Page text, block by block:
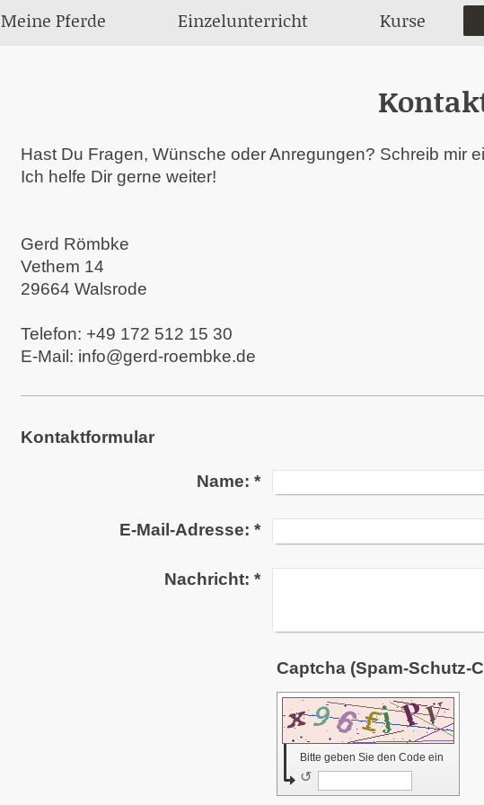
Meine Pferde Einzelunterricht Kurse
Hast Du Fragen, Wünsche oder Anregungen? Schreib mir
Ich helfe Dir gerne weiter!
Gerd Römbke
Vethem 14
29664 Walsrode
Telefon: +49 172 512 15 30
E-Mail: info@gerd-roembke.de
Kontaktformular
Name: *
E-Mail-Adresse: *
Nachricht: *
Bitte geben Sie den Code ein
↺